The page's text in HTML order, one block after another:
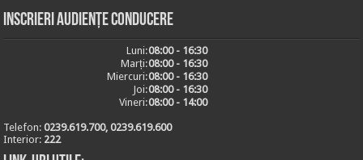
Inscrieri audiențe conducere
Luni:08:00 - 16:30
Marți:08:00 - 16:30
Miercuri:08:00 - 16:30
Joi:08:00 - 16:30
Vineri:08:00 - 14:00
Telefon:0239.619.700, 0239.619.600
Interior: 222